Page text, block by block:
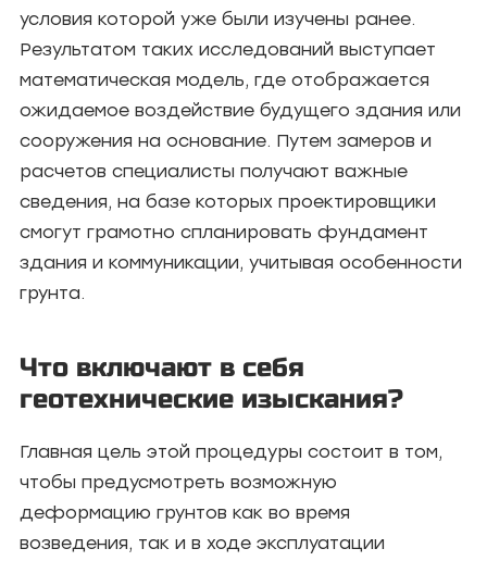
условия которой уже были изучены ранее.
Результатом таких исследований выступает
математическая модель, где отображается
ожидаемое воздействие будущего здания или
сооружения на основание. Путем замеров и
расчетов специалисты получают важные
сведения, на базе которых проектировщики
смогут грамотно спланировать фундамент
здания и коммуникации, учитывая особенности
грунта.
Что включают в себя
геотехнические изыскания?
Главная цель этой процедуры состоит в том,
чтобы предусмотреть возможную
деформацию грунтов как во время
возведения, так и в ходе эксплуатации